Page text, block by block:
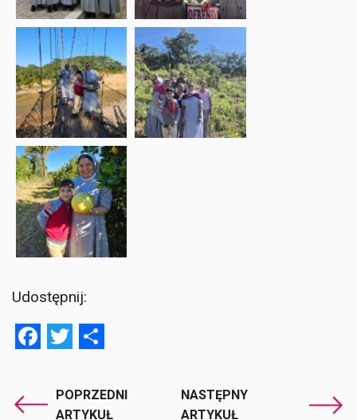
Udostępnij:
Facebook
Twitter
POPRZEDNI
ARTYKUŁ
NASTĘPNY
ARTYKUŁ